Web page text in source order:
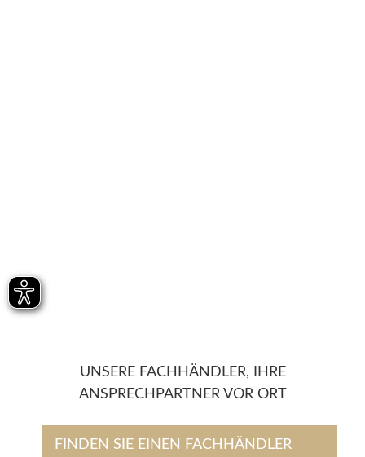
UNSERE FACHHÄNDLER, IHRE
ANSPRECHPARTNER VOR ORT
FINDEN SIE EINEN FACHHÄNDLER